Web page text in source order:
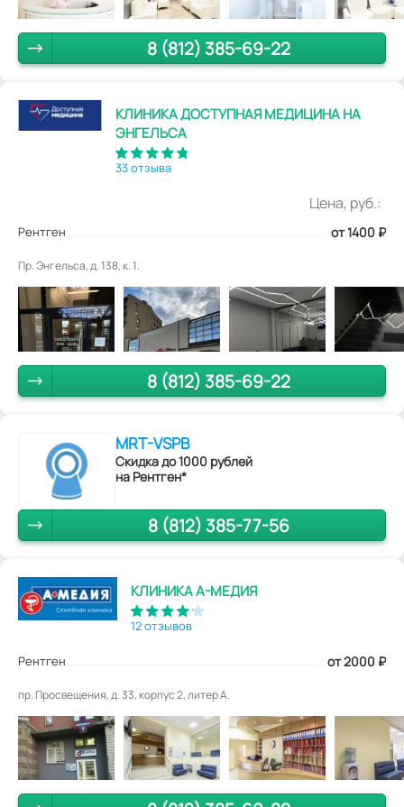
8 (812) 385-69-22
КЛИНИКА ДОСТУПНАЯ МЕДИЦИНА НА
ЭНГЕЛЬСА
33 отзыва
Цена, руб.:
Рентген от 1400 ₽
Пр. Энгельса, д. 138, к. 1.
8 (812) 385-69-22
MRT-VSPB
Скидка до 1000 рублей
на Рентген*
8 (812) 385-77-56
КЛИНИКА А-МЕДИЯ
12 отзывов
Рентген от 2000 ₽
пр. Просвещения, д. 33, корпус 2, литер А.